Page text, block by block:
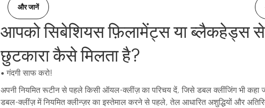
और जानें
आपको सिबेशियस फ़िलामेंट्स या ब्लैकहेड्स से
छुटकारा कैसे मिलता है?
• गंदगी साफ करो!
अपनी नियमित रूटीन से पहले किसी ऑयल-क्लींज़ का परिचय दें, जिसे डबल क्लींजिंग भी कहा
डबल-क्लींज़ में नियमित क्लीन्ज़र का इस्तेमाल करने से पहले, तेल आधारित अशुद्धियों और